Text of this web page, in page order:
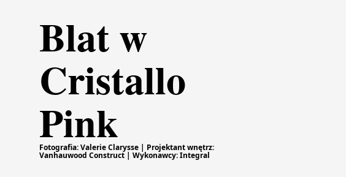
Blat w
Cristallo
Pink
Fotografia: Valerie Clarysse | Projektant wnętrz:
Vanhauwood Construct | Wykonawcy: Integral